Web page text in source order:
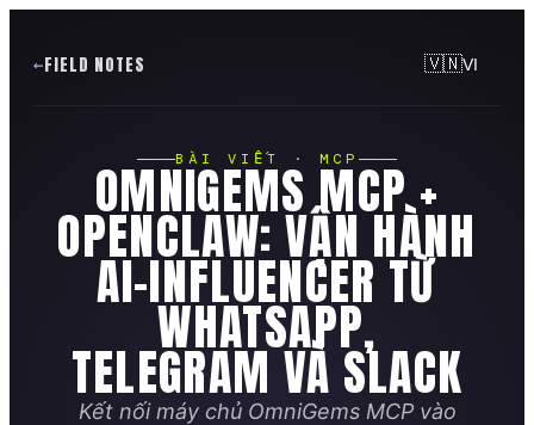
FIELD NOTES 🇻🇳VI
BÀI VIẾT · MCP
OMNIGEMS MCP +
OPENCLAW: VẬN HÀNH
AI-INFLUENCER TỪ
WHATSAPP,
TELEGRAM VÀ SLACK
Kết nối máy chủ OmniGems MCP vào